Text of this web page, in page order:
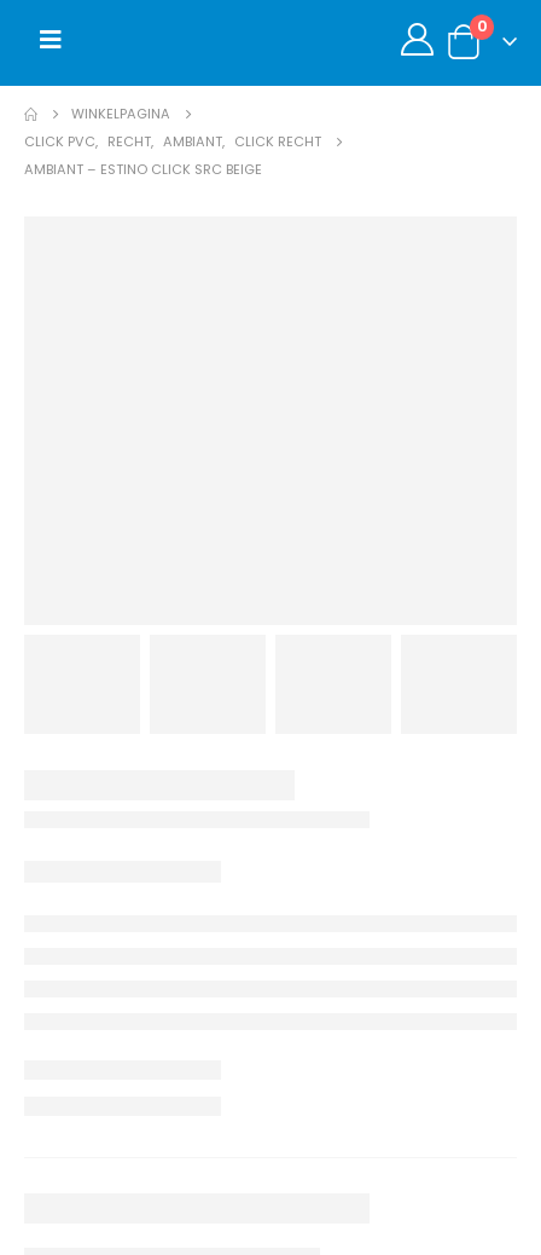
0
WINKELPAGINA
CLICK PVC, RECHT, AMBIANT, CLICK RECHT
AMBIANT – ESTINO CLICK SRC BEIGE